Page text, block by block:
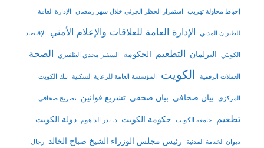
إحباط محاولة تهريب استمرار الحظر الجزئي خلال شهر رمضان الإدارة العامة
للطيران المدني الإدارة العامة للعلاقات والإعلام الأمني الإقتصاد
الكويتي البرلمان التطعيم الحكومة السفير مجدي الظفيري الصحة
العملات الرقمية الكويت المؤسسة العامة للرعاية السكنية بنك الكويت
المركزي بيان صحافي بيان صحفي تشريع قوانين تصريح صحافي
تطعيم جامعة الكويت حكومة الكويت د. بدر الداهوم دولة الكويت
ديوان الخدمة المدنية رئيس مجلس الوزراء الشيخ صباح الخالد رجال